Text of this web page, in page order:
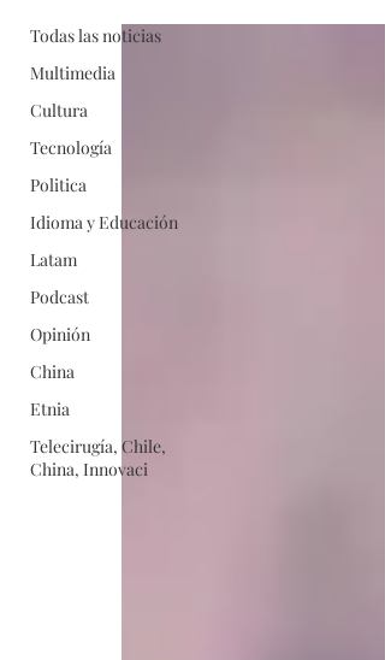
Todas las noticias
Multimedia
Cultura
Tecnología
Politica
Idioma y Educación
Latam
Podcast
Opinión
China
Etnia
Telecirugía, Chile,
China, Innovaci